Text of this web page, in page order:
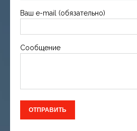
Ваш e-mail (обязательно)
Сообщение